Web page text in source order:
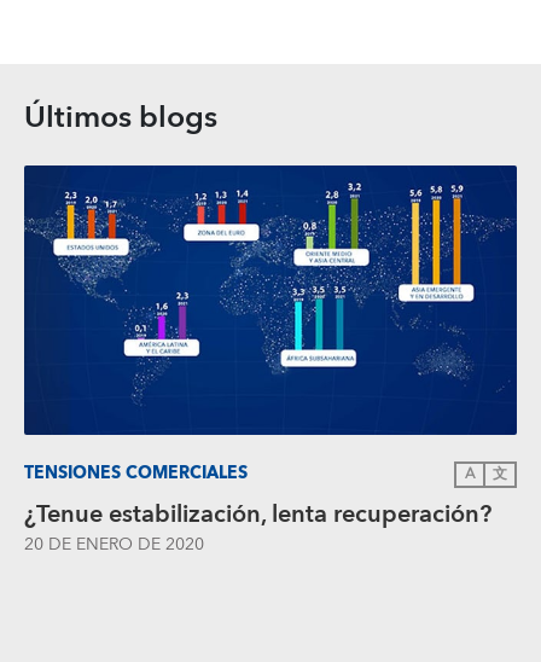
Últimos blogs
TENSIONES COMERCIALES A 文
¿Tenue estabilización, lenta recuperación?
20 DE ENERO DE 2020